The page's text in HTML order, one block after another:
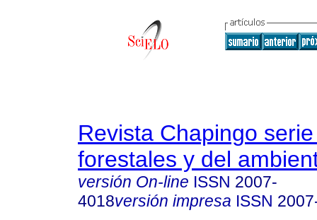
Revista Chapingo
forestales y del
versión On-line ISSN 2007-
4018versión impresa ISSN